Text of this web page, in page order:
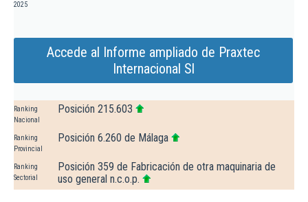
2025
Accede al Informe ampliado de Praxtec
Internacional Sl
Ranking
Nacional
Posición 215.603
Ranking
Provincial
Posición 6.260 de Málaga
Ranking
Sectorial
Posición 359 de Fabricación de otra maquinaria de
uso general n.c.o.p.